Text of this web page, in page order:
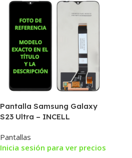
Pantalla Samsung Galaxy
S23 Ultra – INCELL
Pantallas
Inicia sesión para ver precios